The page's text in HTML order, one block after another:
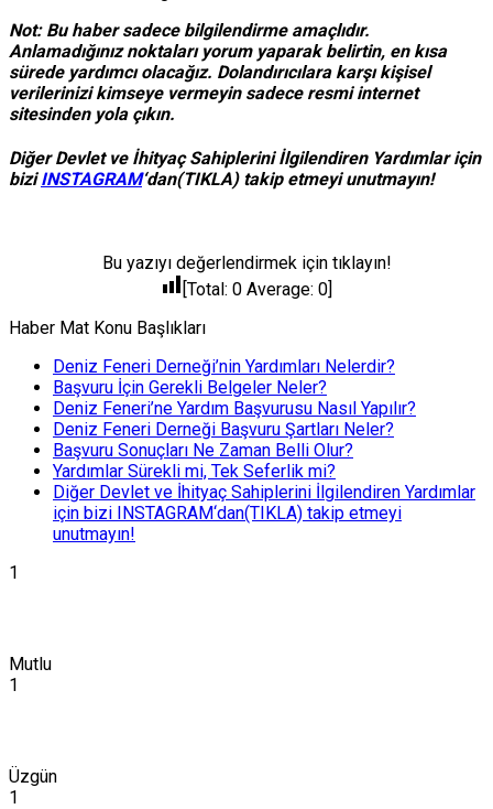
Not: Bu haber sadece bilgilendirme amaçlıdır.
Anlamadığınız noktaları yorum yaparak belirtin, en kısa
sürede yardımcı olacağız. Dolandırıcılara karşı kişisel
verilerinizi kimseye vermeyin sadece resmi internet
sitesinden yola çıkın.
Diğer Devlet ve İhityaç Sahiplerini İlgilendiren Yardımlar için
biziINSTAGRAM‘dan(TIKLA) takip etmeyi unutmayın!
Bu yazıyı değerlendirmek için tıklayın!
[Total: 0 Average: 0]
Haber Mat Konu Başlıkları
Deniz Feneri Derneği’nin Yardımları Nelerdir?
Başvuru İçin Gerekli Belgeler Neler?
Deniz Feneri’ne Yardım Başvurusu Nasıl Yapılır?
Deniz Feneri Derneği Başvuru Şartları Neler?
Başvuru Sonuçları Ne Zaman Belli Olur?
Yardımlar Sürekli mi, Tek Seferlik mi?
Diğer Devlet ve İhityaç Sahiplerini İlgilendiren Yardımlar
için bizi INSTAGRAM‘dan(TIKLA) takip etmeyi
unutmayın!
1
Mutlu
1
Üzgün
1